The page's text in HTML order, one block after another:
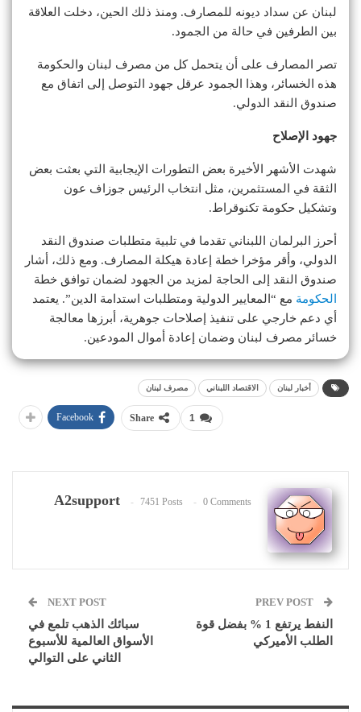
لبنان عن سداد ديونه للمصارف. ومنذ ذلك الحين، دخلت العلاقة
بين الطرفين في حالة من الجمود.
تصر المصارف على أن يتحمل كل من مصرف لبنان والحكومة
هذه الخسائر، وهذا الجمود عرقل جهود التوصل إلى اتفاق مع
صندوق النقد الدولي.
جهود الإصلاح
شهدت الأشهر الأخيرة بعض التطورات الإيجابية التي بعثت بعض
الثقة في المستثمرين، مثل انتخاب الرئيس جوزاف عون
وتشكيل حكومة تكنوقراط.
أحرز البرلمان اللبناني تقدما في تلبية متطلبات صندوق النقد
الدولي، وأقر مؤخرا خطة إعادة هيكلة المصارف. ومع ذلك، أشار
صندوق النقد إلى الحاجة لمزيد من الجهود لضمان توافق خطة
الحكومة مع “المعايير الدولية ومتطلبات استدامة الدين”. يعتمد
أي دعم خارجي على تنفيذ إصلاحات جوهرية، أبرزها معالجة
خسائر مصرف لبنان وضمان إعادة أموال المودعين.
أخبار لبنان الاقتصاد اللبناني مصرف لبنان
1
Share
Facebook
A2support 7451 Posts 0 Comments
النفط يرتفع 1 % بفضل قوة
الطلب الأميركي
NEXT POST
سبائك الذهب تلمع في
الأسواق العالمية للأسبوع
الثاني على التوالي